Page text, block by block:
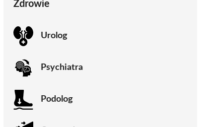
Zdrowie
Urolog
Psychiatra
Podolog